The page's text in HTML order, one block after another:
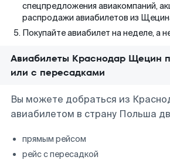
спецпредложения авиакомпаний,
распродажи авиабилетов из
Покупайте авиабилет на неделе, а
Авиабилеты Краснодар Щецин
или с пересадками
Вы можете добраться из
авиабилетом в страну Польша
прямым рейсом
рейс с пересадкой